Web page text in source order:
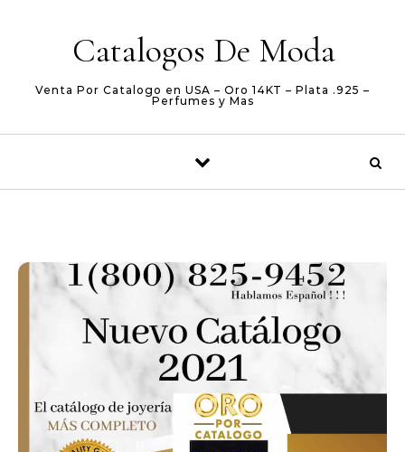
Catalogos De Moda
Venta Por Catalogo en USA – Oro 14KT – Plata .925 –
Perfumes y Mas